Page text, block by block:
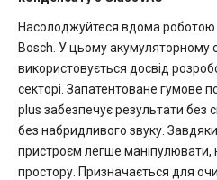
Насолоджуйтеся вдома
Bosch. У цьому акумуляторному
використовується досвід
секторі. Запатентоване гумове
plus забезпечує результати без
без набридливого звуку. Завдяки
пристроєм легше маніпулювати,
простору. Призначається для